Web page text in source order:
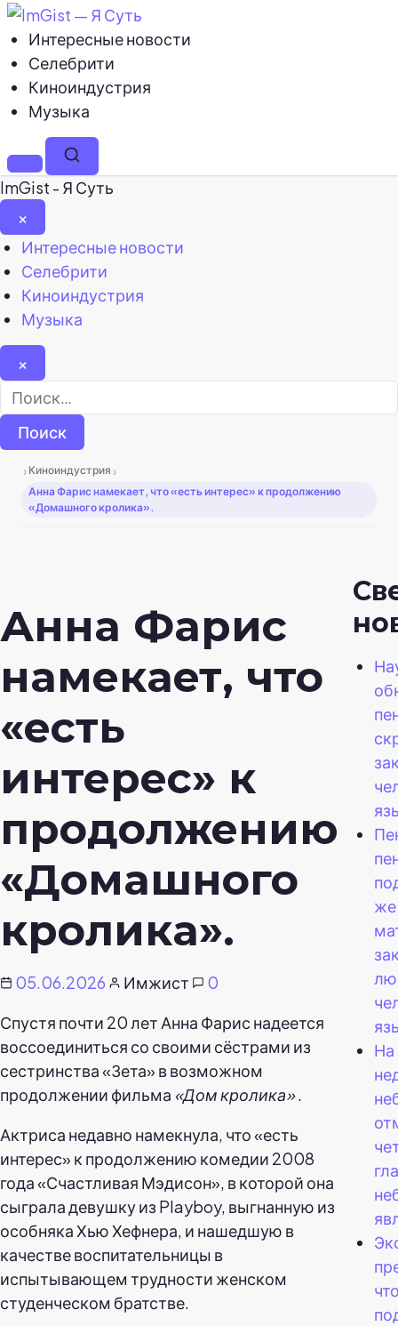
Интересные новости
Селебрити
Киноиндустрия
Музыка
МенюПоиск
ImGist - Я Суть
×
Закрыть
меню
Интересные новости
Селебрити
Киноиндустрия
Музыка
×
Найти:
› Киноиндустрия ›
Анна Фарис намекает, что «есть интерес» к продолжению
«Домашного кролика».
Анна Фарис
намекает, что
«есть
интерес» к
продолжению
«Домашного
кролика».
05.06.2026 Имжист
0
Спустя почти 20 лет Анна Фарис надеется
воссоединиться со своими сёстрами из
сестринства «Зета» в возможном
продолжении фильма «Дом кролика».
Актриса недавно намекнула, что «есть
интерес» к продолжению комедии 2008
года «Счастливая Мэдисон», в которой она
сыграла девушку из Playboy, выгнанную из
особняка Хью Хефнера, и нашедшую в
качестве воспитательницы в
испытывающем трудности женском
студенческом братстве.
же